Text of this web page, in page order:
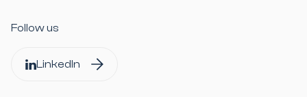
Follow us
LinkedIn